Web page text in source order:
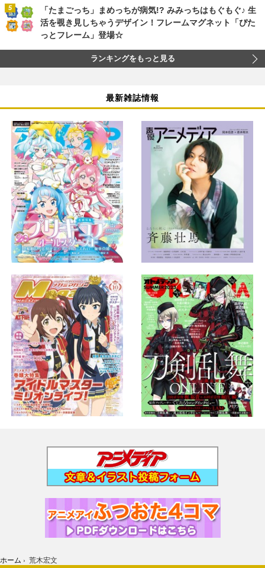
「たまごっち」まめっちが病気!? みみっちはもぐもぐ♪ 生
活を覗き見しちゃうデザイン！フレームマグネット「ぴた
っとフレーム」登場☆
ランキングをもっと見る
最新雑誌情報
ホーム › 荒木宏文